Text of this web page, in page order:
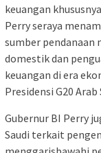
keuangan
Perry seraya
sumber pendanaan
domestik dan
keuangan di era
Presidensi G20 Arab
Gubernur BI Perry
Saudi terkait